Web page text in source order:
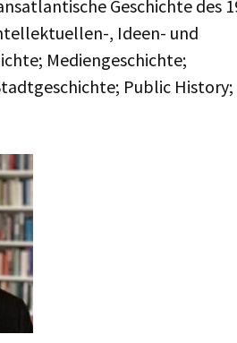
Geschichte des
, Ideen- und
Mediengeschichte;
Public History;